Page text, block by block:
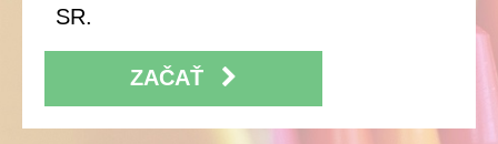
SR.
ZAČAŤ